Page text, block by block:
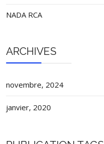
NADA RCA
ARCHIVES
novembre, 2024
janvier, 2020